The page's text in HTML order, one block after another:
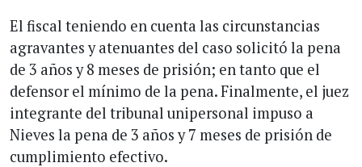
El fiscal teniendo en cuenta las circunstancias
agravantes y atenuantes del caso solicitó la pena
de 3 años y 8 meses de prisión; en tanto que el
defensor el mínimo de la pena. Finalmente, el juez
integrante del tribunal unipersonal impuso a
Nieves la pena de 3 años y 7 meses de prisión de
cumplimiento efectivo.